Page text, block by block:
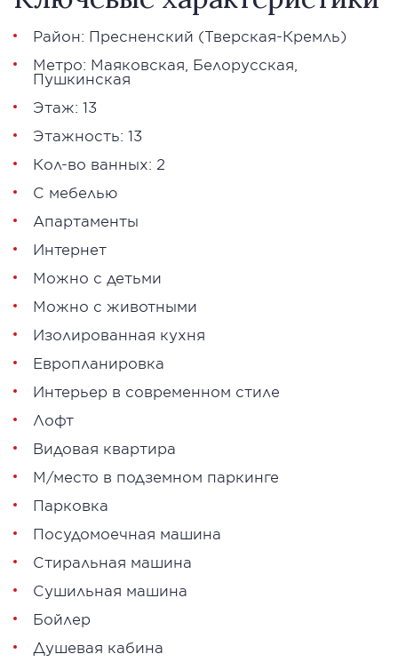
Район: Пресненский (Тверская-Кремль)
Метро: Маяковская Белорусская
Пушкинская
Этаж: 13
Этажность: 13
Кол-во ванных: 2
С мебелью
Апартаменты
Интернет
Можно с детьми
Можно с животными
Изолированная кухня
Европланировка
Интерьер в современном стиле
Лофт
Видовая квартира
М/место в подземном паркинге
Парковка
Посудомоечная машина
Стиральная машина
Сушильная машина
Бойлер
Душевая кабина